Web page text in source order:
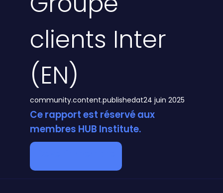
clients Inter
(EN)
community.content.publishedat24 juin 2025
Ce rapport est réservé aux
membres HUB Institute.